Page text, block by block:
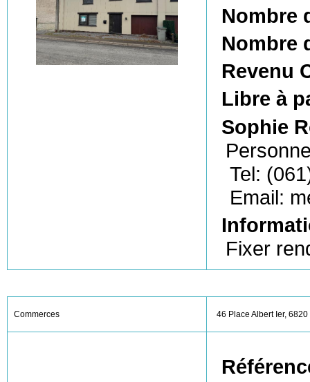
Nombre
Nombre
Revenu
Libre à
Sophie
Tel:
Email:
Fixer
Commerces 46 Place Albert Ier,